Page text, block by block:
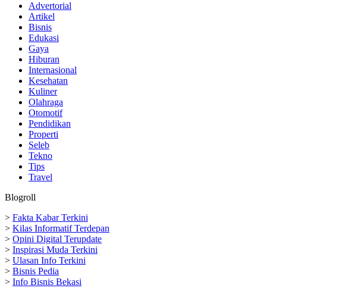
Advertorial
Artikel
Bisnis
Edukasi
Gaya
Hiburan
Internasional
Kesehatan
Kuliner
Olahraga
Otomotif
Pendidikan
Properti
Seleb
Tekno
Tips
Travel
Blogroll
> Fakta Kabar Terkini
> Kilas Informatif Terdepan
> Opini Digital Terupdate
> Inspirasi Muda Terkini
> Ulasan Info Terkini
> Bisnis Pedia
> Info Bisnis Bekasi